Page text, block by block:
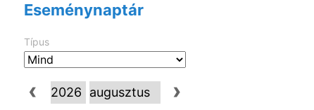
Eseménynaptár
Típus